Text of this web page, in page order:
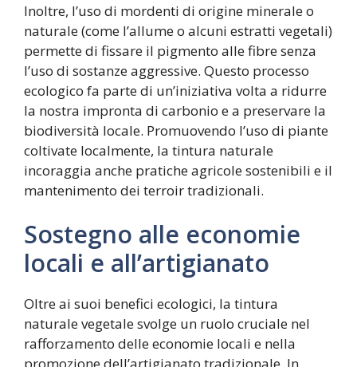
Inoltre, l’uso di mordenti di origine minerale o
naturale (come l’allume o alcuni estratti vegetali)
permette di fissare il pigmento alle fibre senza
l’uso di sostanze aggressive. Questo processo
ecologico fa parte di un’iniziativa volta a ridurre
la nostra impronta di carbonio e a preservare la
biodiversità locale. Promuovendo l’uso di piante
coltivate localmente, la tintura naturale
incoraggia anche pratiche agricole sostenibili e il
mantenimento dei terroir tradizionali.
Sostegno alle economie
locali e all’artigianato
Oltre ai suoi benefici ecologici, la tintura
naturale vegetale svolge un ruolo cruciale nel
rafforzamento delle economie locali e nella